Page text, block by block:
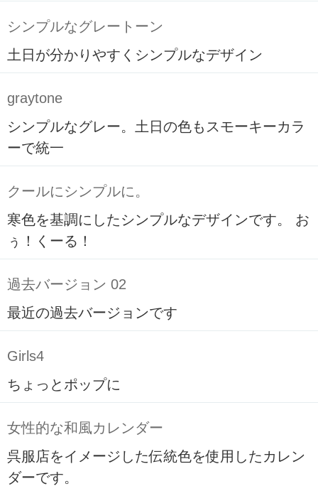
シンプルなグレートーン
土日が分かりやすくシンプルなデザイン
graytone
シンプルなグレー。土日の色もスモーキーカラ
ーで統一
クールにシンプルに。
寒色を基調にしたシンプルなデザインです。 お
ぅ！くーる！
過去バージョン 02
最近の過去バージョンです
Girls4
ちょっとポップに
女性的な和風カレンダー
呉服店をイメージした伝統色を使用したカレン
ダーです。